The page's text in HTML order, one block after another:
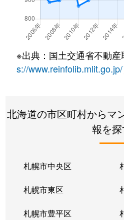
月寒東１条
1,900万円
月寒東１条
1,100万円
月寒東２条
640万円
月寒東２条
2,500万円
2,800万円
月寒東２条
月寒東２条
月寒東３条
※出典：国土交通省不動産
s://www.reinfolib.mlit.go.jp/
北海道の市区町村からマ
報を
札幌市中央区
札幌市東区
札幌市豊平区